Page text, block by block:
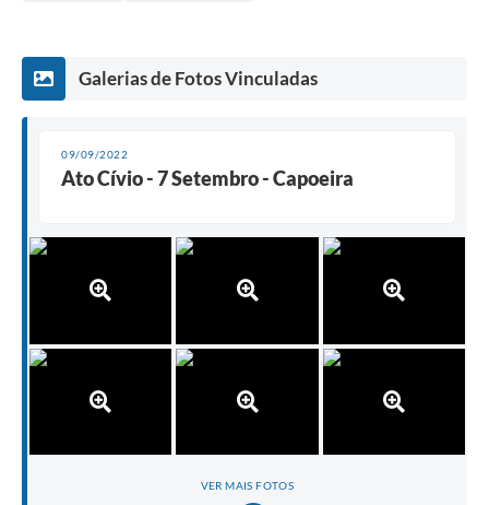
Galerias de Fotos Vinculadas
09/09/2022
Ato Cívio - 7 Setembro - Capoeira
VER MAIS FOTOS